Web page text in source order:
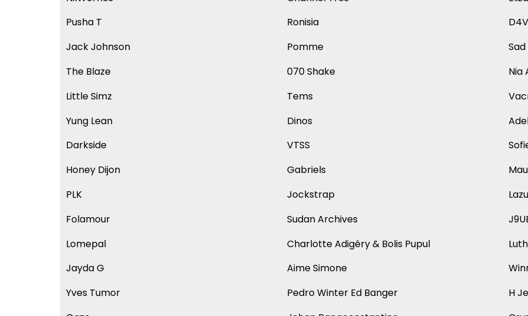
Pusha T
Jack Johnson
The Blaze
Little Simz
Yung Lean
Darkside
Honey Dijon
PLK
Folamour
Lomepal
Jayda G
Yves Tumor
Ronisia
Pomme
070 Shake
Tems
Dinos
VTSS
Gabriels
Jockstrap
Sudan Archives
Charlotte Adigéry & Bolis Pupul
Aime Simone
Pedro Winter Ed Banger
Nia
H